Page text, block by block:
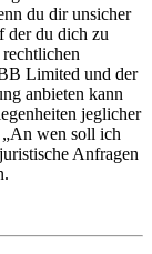
du dir unsicher
der du dich zu
Limited und der
anbieten kann
jeglicher
„An wen soll ich
Anfragen